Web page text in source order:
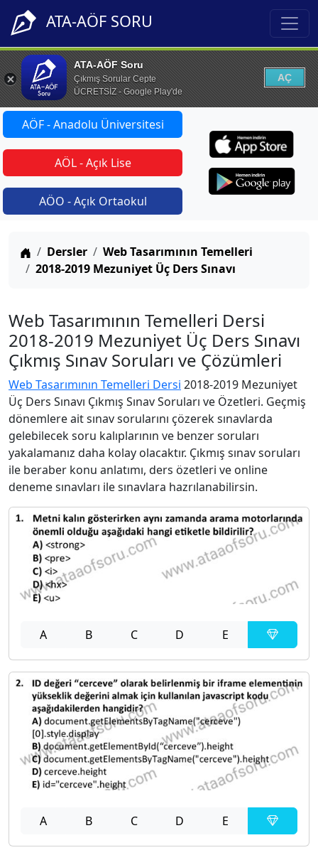
ATA-AÖF SORU
ATA-AÖF Soru
Çıkmış Sorular Cepte
ÜCRETSİZ - Google Play'de
AÇ
AÖF - Anadolu Üniversitesi
AÖL - Açık Lise
AÖO - Açık Ortaokul
Anasayfa
Dersler
Web Tasarımının Temelleri
2018-2019 Mezuniyet Üç Ders Sınavı
Web Tasarımının Temelleri Dersi
2018-2019 Mezuniyet Üç Ders Sınavı
Çıkmış Sınav Soruları ve Çözümleri
Web Tasarımının Temelleri Dersi 2018-2019 Mezuniyet
Üç Ders Sınavı Çıkmış Sınav Soruları ve Özetleri. Geçmiş
dönemlere ait sınav sorularını çözerek sınavlarda
gelebilecek soru kalıplarının ve benzer soruları
yakalamanız daha kolay olacaktır. Çıkmış sınav soruları
ile beraber konu anlatımı, ders özetleri ve online
deneme sınavları ile sınavlara hazrılanabilirsin.
A B C D E
A B C D E